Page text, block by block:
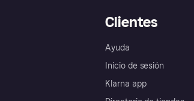
Clientes
Ayuda
Inicio de sesión
Klarna app